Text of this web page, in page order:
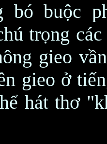
bó buộc
trọng
gieo
gieo ở
hát thơ